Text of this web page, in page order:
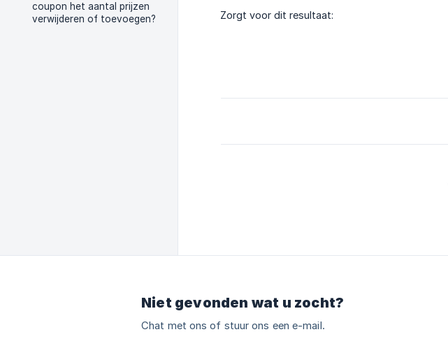
coupon het aantal prijzen
verwijderen of toevoegen?
Zorgt voor dit resultaat:
Niet gevonden wat u zocht?
Chat met ons of stuur ons een e-mail.